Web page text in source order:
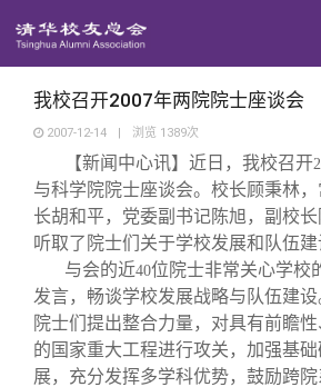
地区联络
年级联络
院系校友工作
专业委员会
兴趣群体
回馈母校
捐赠项目
捐赠新闻
捐赠纪事
捐赠方法
媒体平台
《清华校友通讯》
《水木清华》
我要订阅
百年清华
清华人物
清华故事
校友服务
终身学习
校友总会
我校召开2007年两院院士座谈会
2007-12-14 | 浏览 1389次
【新闻中心讯】近日，我校召开
与科学院院士座谈会。校长顾秉林
长胡和平，党委副书记陈旭，副校长
听取了院士们关于学校发展和队伍建
与会的近40位院士非常关心学校
发言，畅谈学校发展战略与队伍建
院士们提出整合力量，对具有前瞻
的国家重大工程进行攻关，加强基
展，充分发挥多学科优势，鼓励跨